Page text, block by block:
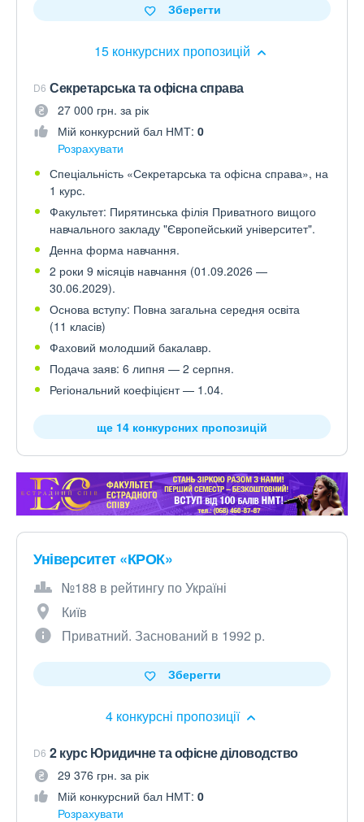
15 конкурсних пропозицій
Зберегти
D6 Секретарська та офісна справа
27 000 грн. за рік
Мій конкурсний бал НМТ: 0
Розрахувати
Спеціальність «Секретарська та офісна справа», на
1 курс.
Факультет: Пирятинська філія Приватного вищого
навчального закладу "Європейський університет".
Денна форма навчання.
2 роки 9 місяців навчання (01.09.2026 —
30.06.2029).
Основа вступу: Повна загальна середня освіта
(11 класів)
Фаховий молодший бакалавр.
Подача заяв: 6 липня — 2 серпня.
Регіональний коефіцієнт — 1.04.
ще 14 конкурсних пропозицій
Університет «КРОК»
№188 в рейтингу по Україні
Київ
Приватний. Заснований в 1992 р.
4 конкурсні пропозиції
Зберегти
D6 2 курс Юридичне та офісне діловодство
29 376 грн. за рік
Мій конкурсний бал НМТ: 0
Розрахувати